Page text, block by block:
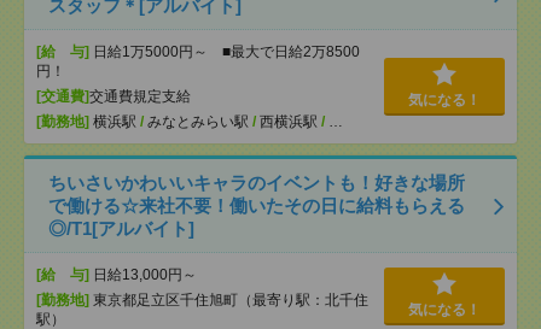
スタッフ＊[アルバイト]
[給 与] 日給1万5000円～ ■最大で日給2万8500
円！
[交通費]交通費規定支給
[勤務地] 横浜駅 / みなとみらい駅 / 西横浜駅 / …
気になる！
ちいさいかわいいキャラのイベントも！好きな場所
で働ける☆来社不要！働いたその日に給料もらえる
◎/T1[アルバイト]
[給 与] 日給13,000円～
[勤務地] 東京都足立区千住旭町（最寄り駅：北千住
駅）
気になる！